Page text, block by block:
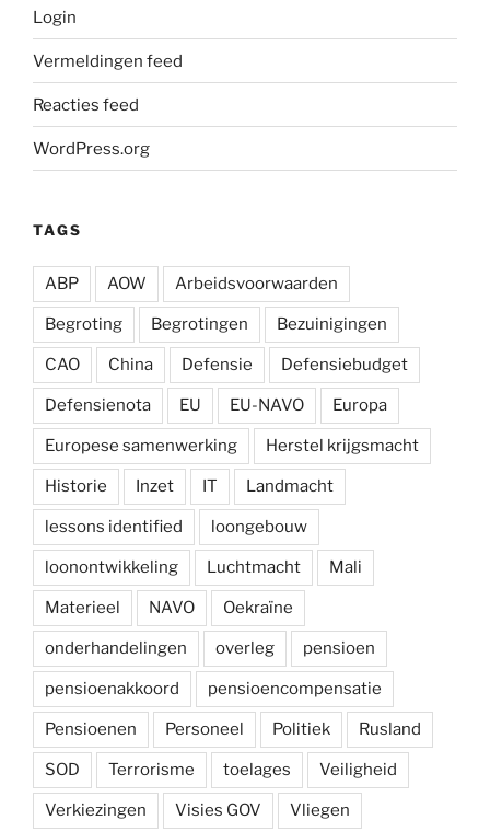
Login
Vermeldingen feed
Reacties feed
WordPress.org
TAGS
ABP AOW Arbeidsvoorwaarden
Begroting Begrotingen Bezuinigingen
CAO China Defensie Defensiebudget
Defensienota EU EU-NAVO Europa
Europese samenwerking Herstel krijgsmacht
Historie Inzet IT Landmacht
lessons identified loongebouw
loonontwikkeling Luchtmacht Mali
Materieel NAVO Oekraïne
onderhandelingen overleg pensioen
pensioenakkoord pensioencompensatie
Pensioenen Personeel Politiek Rusland
SOD Terrorisme toelages Veiligheid
Verkiezingen Visies GOV Vliegen